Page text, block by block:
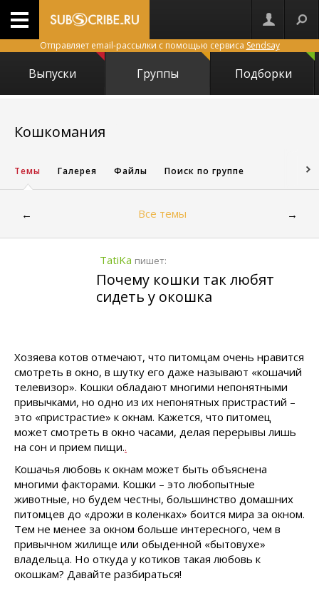
Отправляет email-рассылки с помощью сервиса Sendsay
Выпуски Группы Подборки
Кошкомания
Темы Галерея Файлы Поиск по группе
← Все темы →
TatiKa пишет:
Почему кошки так любят
сидеть у окошка
Хозяева котов отмечают, что питомцам очень нравится
смотреть в окно, в шутку его даже называют «кошачий
телевизор». Кошки обладают многими непонятными
привычками, но одно из их непонятных пристрастий –
это «пристрастие» к окнам. Кажется, что питомец
может смотреть в окно часами, делая перерывы лишь
на сон и прием пищи..
Кошачья любовь к окнам может быть объяснена
многими факторами. Кошки – это любопытные
животные, но будем честны, большинство домашних
питомцев до «дрожи в коленках» боится мира за окном.
Тем не менее за окном больше интересного, чем в
привычном жилище или обыденной «бытовухе»
владельца. Но откуда у котиков такая любовь к
окошкам? Давайте разбираться!